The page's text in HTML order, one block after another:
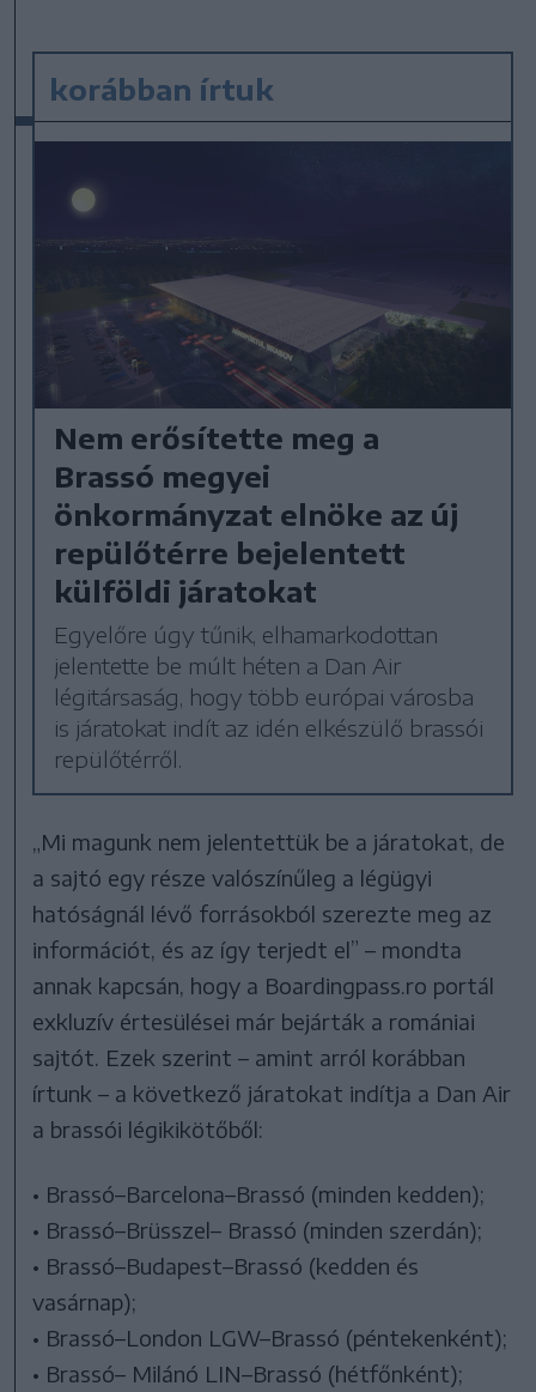
korábban írtuk
Nem erősítette meg a
Brassó megyei
önkormányzat elnöke az új
repülőtérre bejelentett
külföldi járatokat
Egyelőre úgy tűnik, elhamarkodottan
jelentette be múlt héten a Dan Air
légitársaság, hogy több európai városba
is járatokat indít az idén elkészülő brassói
repülőtérről.
„Mi magunk nem jelentettük be a járatokat, de
a sajtó egy része valószínűleg a légügyi
hatóságnál lévő forrásokból szerezte meg az
információt, és az így terjedt el” – mondta
annak kapcsán, hogy a Boardingpass.ro portál
exkluzív értesülései már bejárták a romániai
sajtót. Ezek szerint – amint arról korábban
írtunk – a következő járatokat indítja a Dan Air
a brassói légikikötőből:
• Brassó–Barcelona–Brassó (minden kedden);
• Brassó–Brüsszel– Brassó (minden szerdán);
• Brassó–Budapest–Brassó (kedden és
vasárnap);
• Brassó–London LGW–Brassó (péntekenként);
• Brassó– Milánó LIN–Brassó (hétfőnként);